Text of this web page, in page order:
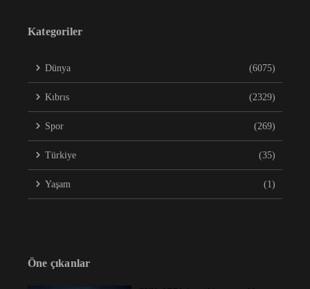
Kategoriler
Dünya (6075)
Kıbrıs (2329)
Spor (269)
Türkiye (35)
Yaşam (1)
Öne çıkanlar